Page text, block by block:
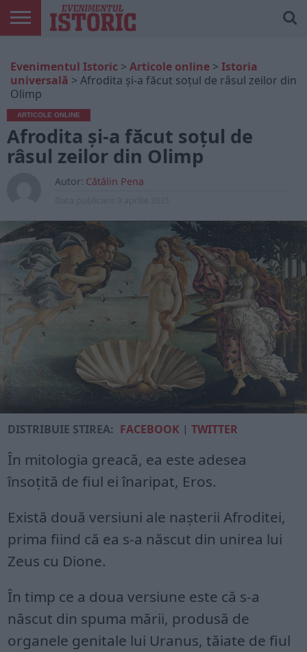
ONLINE
EDIȚII
TIPĂRITE
ISTORIC
PLAY
CONTUL
MEU
Evenimentul Istoric > Articole online > Istoria
universală > Afrodita și-a făcut soțul de râsul zeilor din
Olimp
ARTICOLE ONLINE
Afrodita și-a făcut soțul de
râsul zeilor din Olimp
Autor: Cătălin Pena
DISTRIBUIE ȘTIREA: FACEBOOK |TWITTER
În mitologia greacă, ea este adesea
însoțită de fiul ei înaripat, Eros.
Există două versiuni ale nașterii Afroditei,
prima fiind că ea s-a născut din unirea lui
Zeus cu Dione.
În timp ce a doua versiune este că s-a
născut din spuma mării, produsă de
organele genitale lui Uranus, tăiate de fiul